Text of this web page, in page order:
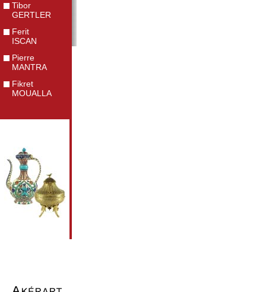
Tibor
GERTLER
Ferit
ISCAN
Pierre
MANTRA
Fikret
MOUALLA